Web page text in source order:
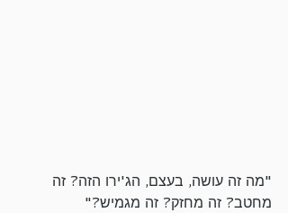
"מה זה עושה, בעצם, הג'ירו הזה? זה
מחטב? זה מחזק? זה מגמיש?"